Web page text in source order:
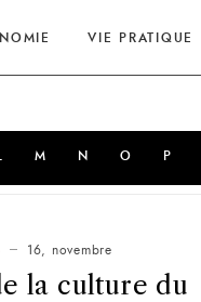
VIE PRATIQUE
M N O P
16, novembre
la culture du